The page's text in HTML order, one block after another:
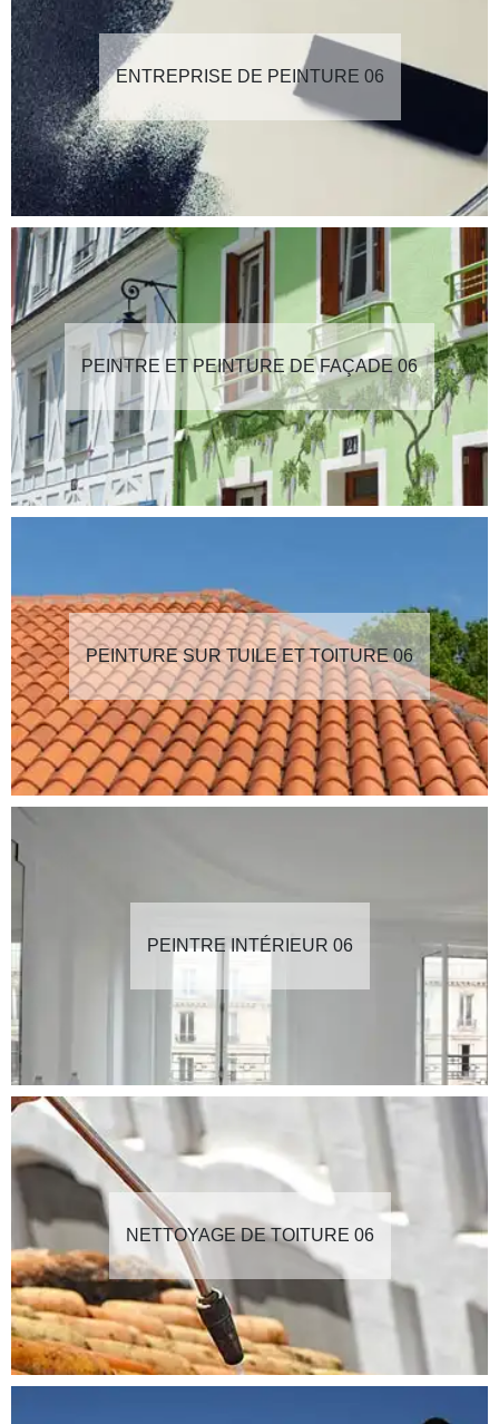
ENTREPRISE DE PEINTURE 06
PEINTRE ET PEINTURE DE FAÇADE 06
PEINTURE SUR TUILE ET TOITURE 06
PEINTRE INTÉRIEUR 06
NETTOYAGE DE TOITURE 06